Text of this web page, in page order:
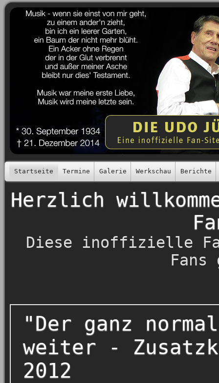
Startseite Termine Galerie Werkschau Berichte
Herzlich
Diese inoffizielle
"Der ganz
weiter -
2012